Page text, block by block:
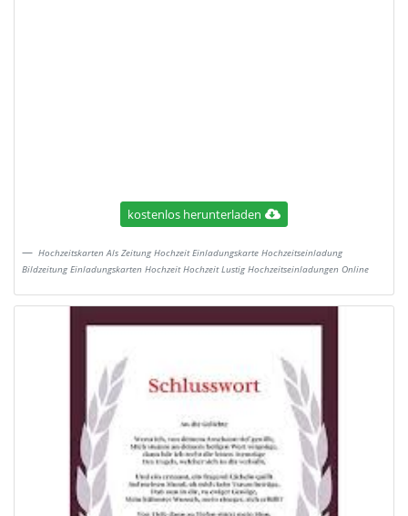
kostenlos herunterladen
Hochzeitskarten Als Zeitung Hochzeit Einladungskarte Hochzeitseinladung
Bildzeitung Einladungskarten Hochzeit Hochzeit Lustig Hochzeitseinladungen Online